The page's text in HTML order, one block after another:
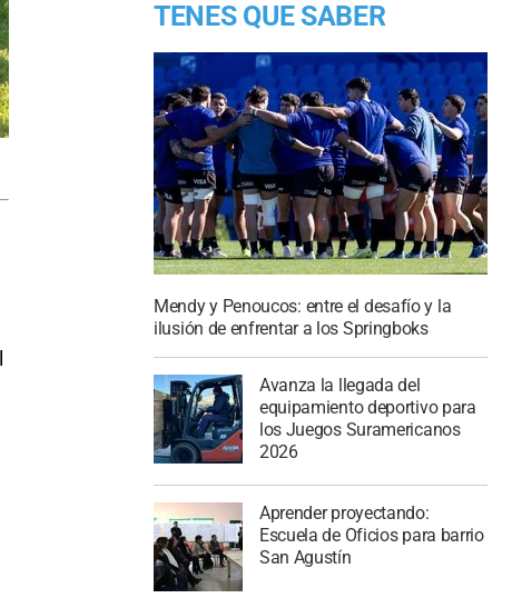
TENES QUE SABER
Mendy y Penoucos: entre el desafío y la
ilusión de enfrentar a los Springboks
Avanza la llegada del
equipamiento deportivo para
los Juegos Suramericanos
2026
Aprender proyectando:
Escuela de Oficios para barrio
San Agustín